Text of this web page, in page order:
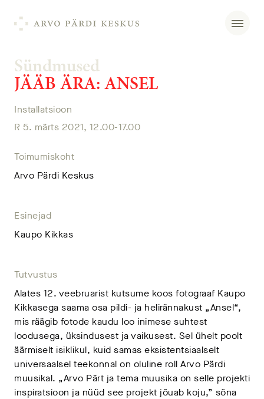
Sündmused
JÄÄB ÄRA: ANSEL
Installatsioon
R 5. märts 2021, 12.00-17.00
Toimumiskoht
Arvo Pärdi Keskus
Esinejad
Kaupo Kikkas
Tutvustus
Alates 12. veebruarist kutsume koos fotograaf Kaupo
Kikkasega saama osa pildi- ja helirännakust „Ansel“,
mis räägib fotode kaudu loo inimese suhtest
loodusega, üksindusest ja vaikusest. Sel ühelt poolt
äärmiselt isiklikul, kuid samas eksistentsiaalselt
universaalsel teekonnal on oluline roll Arvo Pärdi
muusikal. „Arvo Pärt ja tema muusika on selle projekti
inspiratsioon ja nüüd see projekt jõuab koju,” sõna